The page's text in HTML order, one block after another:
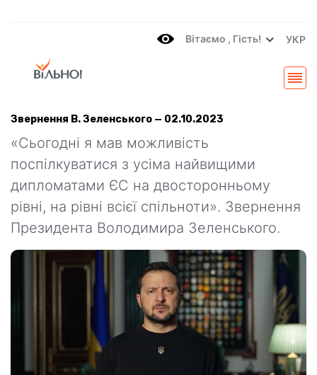
Вітаємo , Гість! УКР
Звернення В. Зеленського — 02.10.2023
«Сьогодні я мав можливість
поспілкуватися з усіма найвищими
дипломатами ЄС на двосторонньому
рівні, на рівні всієї спільноти». Звернення
Президента Володимира Зеленського.